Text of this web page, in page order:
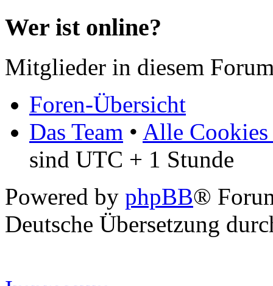
Wer ist online?
Mitglieder in diesem
Foren-Übersicht
Das Team • Alle Cookies
sind UTC + 1 Stunde
Powered by phpBB®
Deutsche Übersetzung